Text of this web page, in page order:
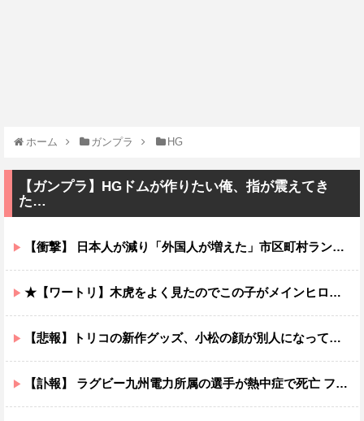
ホーム ガンプラ HG
【ガンプラ】HGドムが作りたい俺、指が震えてき
た…
【衝撃】 日本人が減り「外国人が増えた」市区町村ランキング…TOP5がこちらｗｗｗｗｗｗ
★【ワートリ】木虎をよく見たのでこの子がメインヒロインだと思ってたら、はじめて読んだとき違って驚いた
【悲報】トリコの新作グッズ、小松の顔が別人になってしまうｗｗｗｗ
【訃報】 ラグビー九州電力所属の選手が熱中症で死亡 フィジー出身の26歳